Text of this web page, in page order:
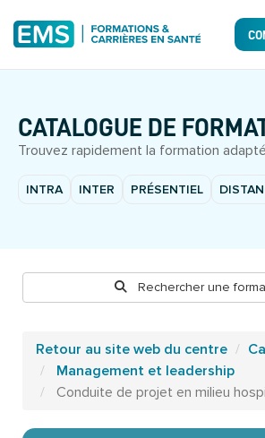
CATALOGUE DE
Trouvez rapidement la formation
INTRA INTER PRÉSENTIEL
Rechercher une
Retour au site web du centre
Management et leadership
Conduite de projet en milieu